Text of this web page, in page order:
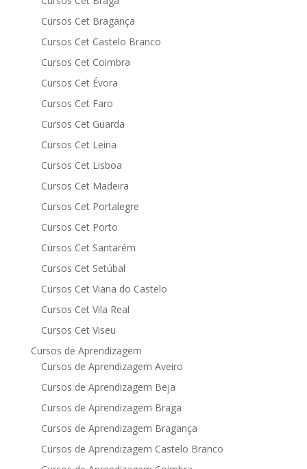
Cursos Cet Bragança
Cursos Cet Castelo Branco
Cursos Cet Coimbra
Cursos Cet Évora
Cursos Cet Faro
Cursos Cet Guarda
Cursos Cet Leiria
Cursos Cet Lisboa
Cursos Cet Madeira
Cursos Cet Portalegre
Cursos Cet Porto
Cursos Cet Santarém
Cursos Cet Setúbal
Cursos Cet Viana do Castelo
Cursos Cet Vila Real
Cursos Cet Viseu
Cursos de Aprendizagem
Cursos de Aprendizagem Aveiro
Cursos de Aprendizagem Beja
Cursos de Aprendizagem Braga
Cursos de Aprendizagem Bragança
Cursos de Aprendizagem Castelo Branco